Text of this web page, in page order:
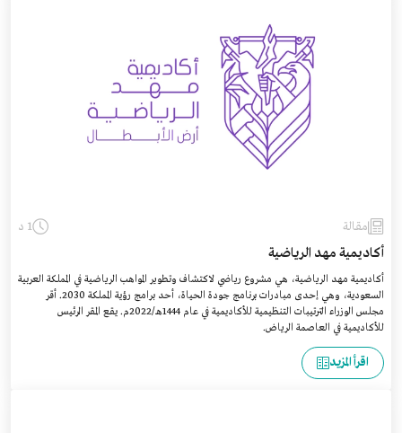
مقالة 1 د
أكاديمية مهد الرياضية
أكاديمية مهد الرياضية، هي مشروع رياضي لاكتشاف وتطوير المواهب الرياضية في المملكة العربية
السعودية، وهي إحدى مبادرات برنامج جودة الحياة، أحد برامج رؤية المملكة 2030. أقر
مجلس الوزراء الترتيبات التنظيمية للأكاديمية في عام 1444هـ/2022م. يقع المقر الرئيس
للأكاديمية في العاصمة الرياض.
اقرأ المزيد